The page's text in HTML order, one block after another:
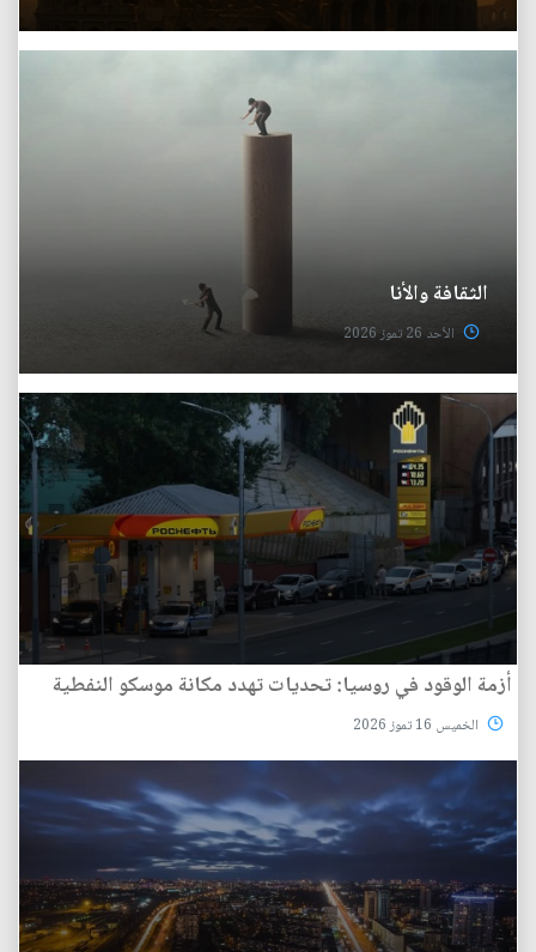
الثقافة والأنا
الأحد 26 تموز 2026
أزمة الوقود في روسيا: تحديات تهدد مكانة موسكو النفطية
الخميس 16 تموز 2026